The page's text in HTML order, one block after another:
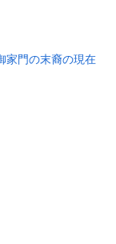
家門の末裔の現在